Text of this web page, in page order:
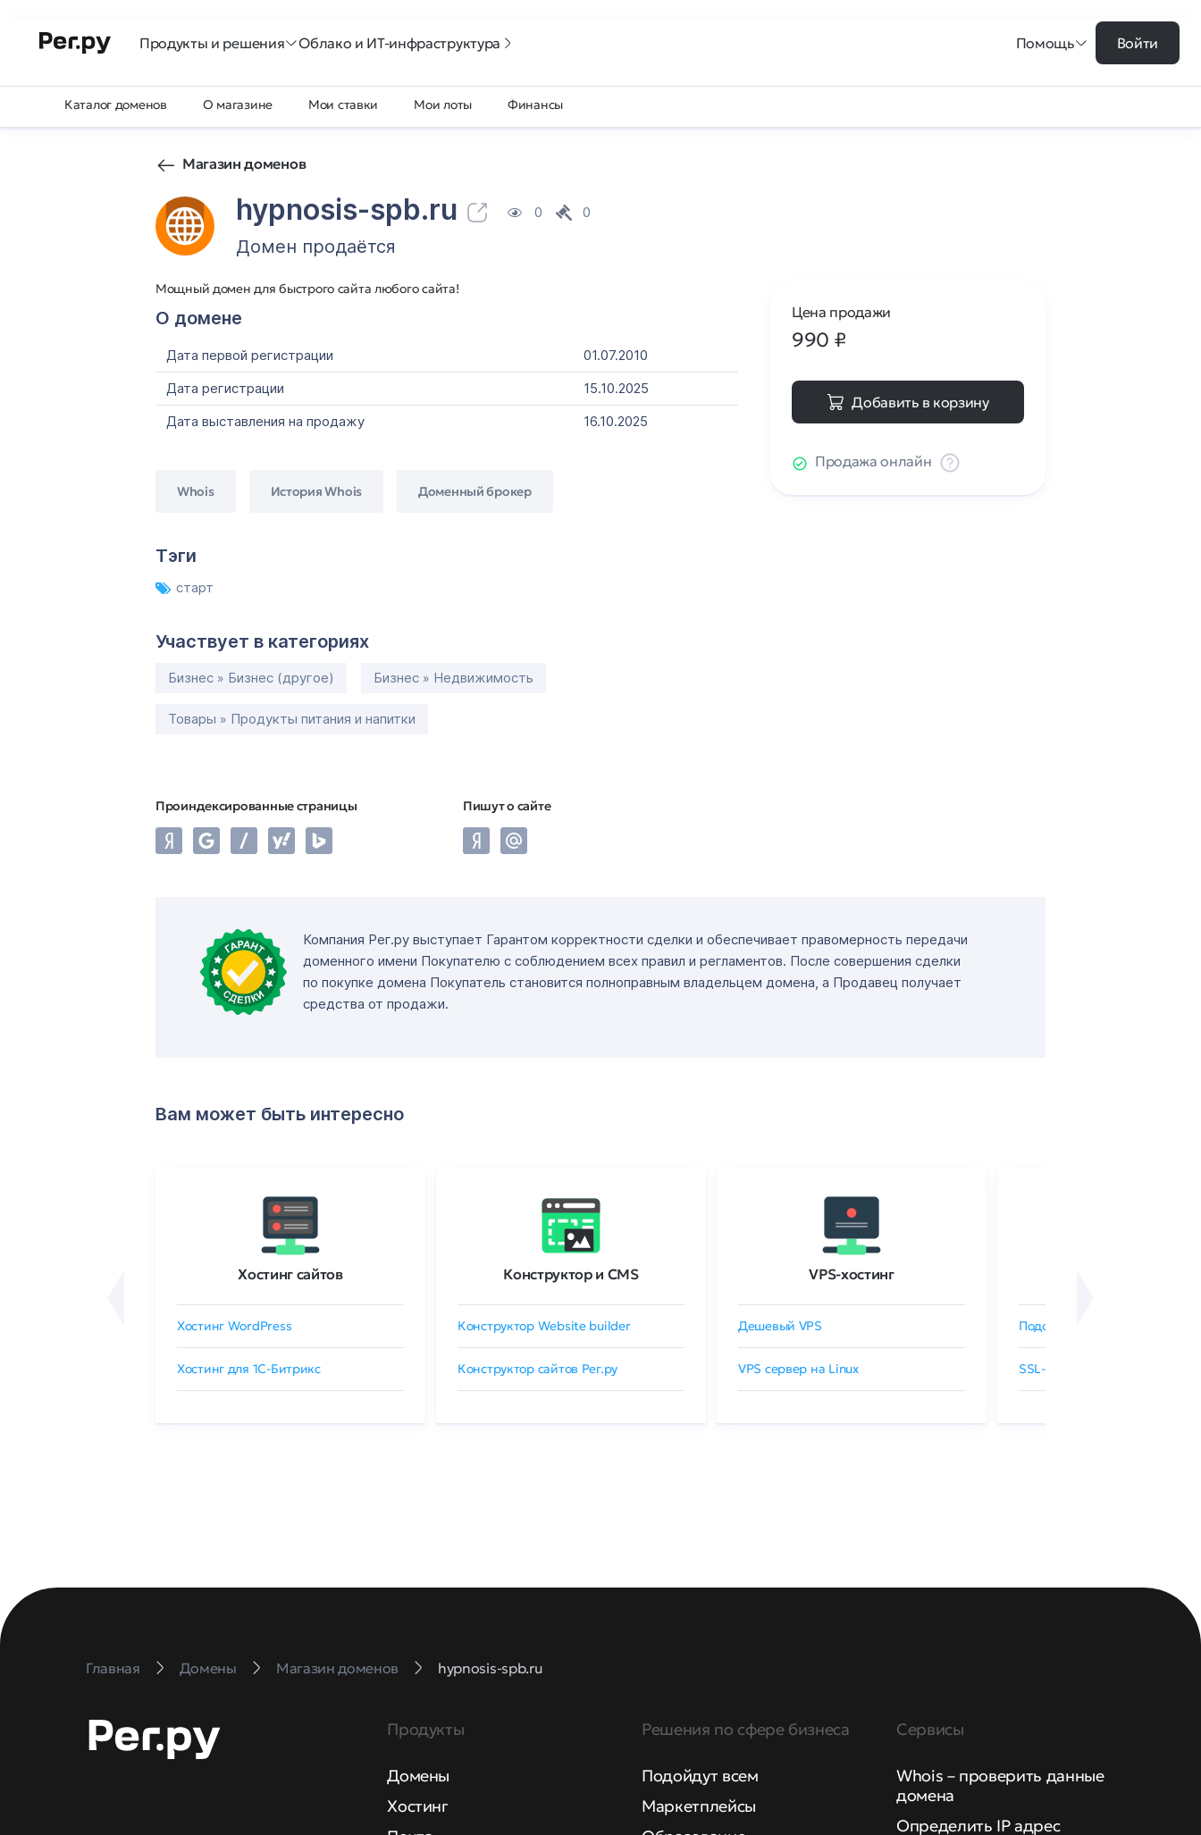
Продукты и решения Облако и ИТ-инфраструктура Помощь Войти
Каталог доменов О магазине Мои ставки Мои лоты Финансы
Магазин доменов
hypnosis-spb.ru 0 0
Домен продаётся
Мощный домен для быстрого сайта любого сайта!
О домене
Дата первой регистрации
01.07.2010
Дата регистрации
15.10.2025
Дата выставления на продажу
16.10.2025
Whois История Whois Доменный брокер
Тэги
старт
Участвует в категориях
Бизнес » Бизнес (другое) Бизнес » Недвижимость
Товары » Продукты питания и напитки
Проиндексированные страницы Пишут о сайте
Цена продажи
990 ₽
Добавить в корзину
Продажа онлайн
Компания Рег.ру выступает Гарантом корректности сделки и обеспечивает правомерность передачи
доменного имени Покупателю с соблюдением всех правил и регламентов. После совершения сделки
по покупке домена Покупатель становится полноправным владельцем домена, а Продавец получает
средства от продажи.
Вам может быть интересно
Хостинг сайтов
Хостинг WordPress
Хостинг для 1C-Битрикс
Конструктор и CMS
Конструктор Website builder
Конструктор сайтов Рег.ру
VPS-хостинг
Дешевый VPS
VPS сервер на Linux
Подобрать SSL-сертификат
SSL-сертификаты GlobalSign
Главная Домены Магазин доменов hypnosis-spb.ru
Продукты
Домены
Хостинг
Решения по сфере бизнеса
Подойдут всем
Маркетплейсы
Сервисы
Whois – проверить данные
домена
Определить IP адрес